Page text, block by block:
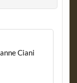
Ciani